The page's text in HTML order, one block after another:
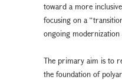
toward a more
focusing on a
ongoing modernization
The primary aim is to
the foundation of